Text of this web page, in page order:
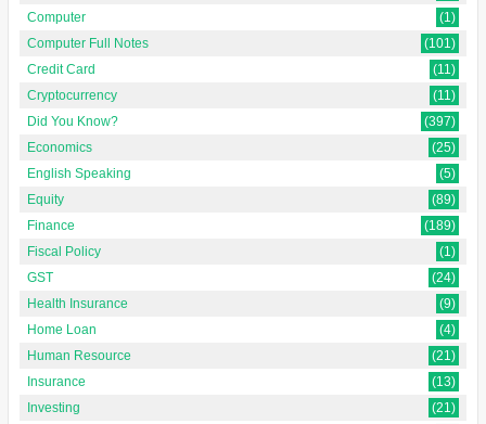
Computer
(1)
Computer Full Notes
(101)
Credit Card
(11)
Cryptocurrency
(11)
Did You Know?
(397)
Economics
(25)
English Speaking
(5)
Equity
(89)
Finance
(189)
Fiscal Policy
(1)
GST
(24)
Health Insurance
(9)
Home Loan
(4)
Human Resource
(21)
Insurance
(13)
Investing
(21)